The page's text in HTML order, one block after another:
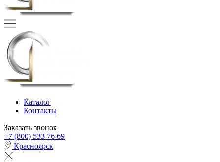
Каталог
Контакты
Заказать звонок
+7 (800) 533 76-69
Красноярск